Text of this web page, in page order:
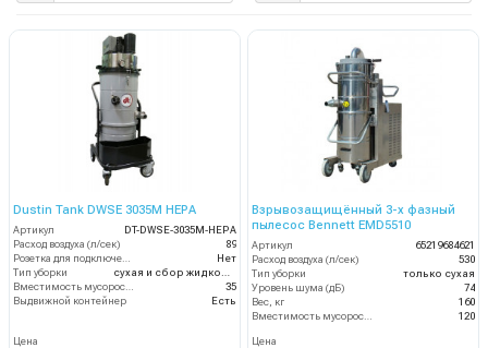
Dustin Tank DWSE 3035M HEPA
Артикул
DT-DWSE-3035M-HEPA
Расход воздуха (л/сек)
89
Нет
Тип уборки
35
Выдвижной контейнер
Есть
Цена
Взрывозащищённый 3-х фазный
пылесос Bennett EMD5510
Артикул
65219684621
Расход воздуха (л/сек)
530
Тип уборки
только сухая
Уровень шума (дБ)
74
Вес, кг
160
120
Цена